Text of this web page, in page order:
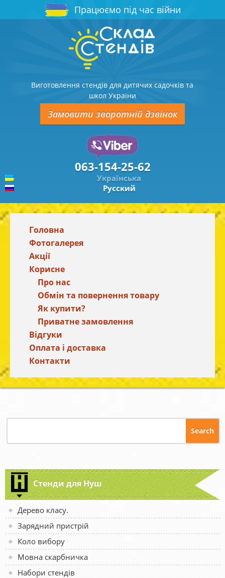
Працюємо під час війни
Виготовлення стендів для дитячих садочків та
школ України
Замовити зворотній дзвінок
063-154-25-62
Українська
Русский
Головна
Фотогалерея
Акції
Корисне
Про нас
Обмін та повернення товару
Як купити?
Приватне замовлення
Відгуки
Оплата і доставка
Контакти
Стенди для Нуш
Дерево класу.
Зарядний пристрій
Коло вибору
Мовна скарбничка
Набори стендів